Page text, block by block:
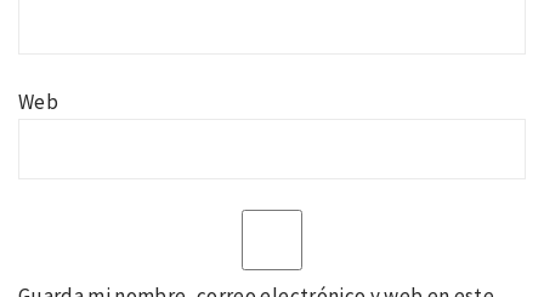
Web